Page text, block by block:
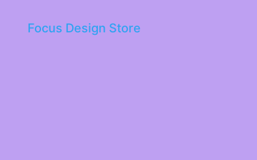
Focus Design Store